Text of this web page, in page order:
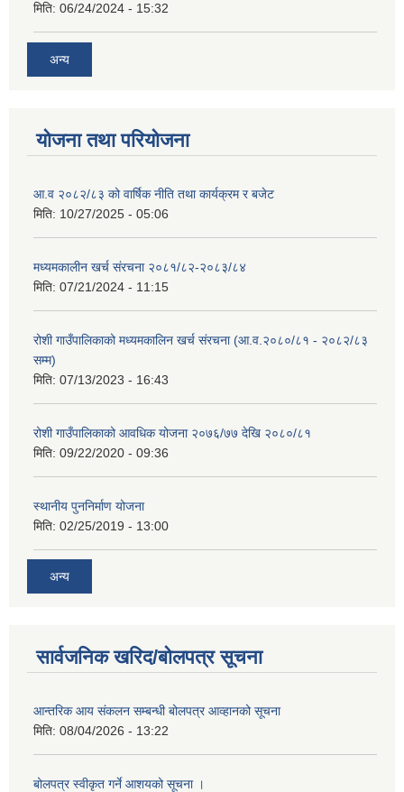
मिति: 06/24/2024 - 15:32
अन्य
योजना तथा परियोजना
आ.व २०८२/८३ को वार्षिक नीति तथा कार्यक्रम र बजेट
मिति: 10/27/2025 - 05:06
मध्यमकालीन खर्च संरचना २०८१/८२-२०८३/८४
मिति: 07/21/2024 - 11:15
रोशी गाउँपालिकाको मध्यमकालिन खर्च संरचना (आ.व.२०८०/८१ - २०८२/८३
सम्म)
मिति: 07/13/2023 - 16:43
रोशी गाउँपालिकाको आवधिक योजना २०७६/७७ देखि २०८०/८१
मिति: 09/22/2020 - 09:36
स्थानीय पुननिर्माण योजना
मिति: 02/25/2019 - 13:00
अन्य
सार्वजनिक खरिद/बोलपत्र सूचना
आन्तरिक आय संकलन सम्बन्धी बोलपत्र आव्हानको सूचना
मिति: 08/04/2026 - 13:22
बोलपत्र स्वीकृत गर्ने आशयको सूचना ।